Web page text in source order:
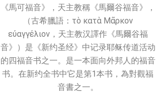
《馬可福音》，天主教稱《馬爾谷福音》，
（古希臘語：τὸ κατὰ Μᾶρκον
εὐαγγέλιον，天主教汉譯作《馬爾谷福
音》）是《新约圣经》中记录耶稣传道活动
的四福音书之一。是一本面向外邦人的福音
书。在新约全书中它是第1本书，為對觀福
音書之一。